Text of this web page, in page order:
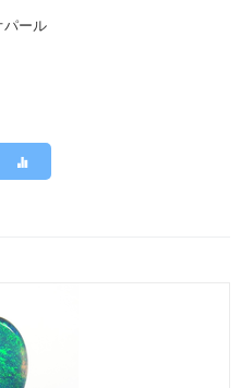
パール